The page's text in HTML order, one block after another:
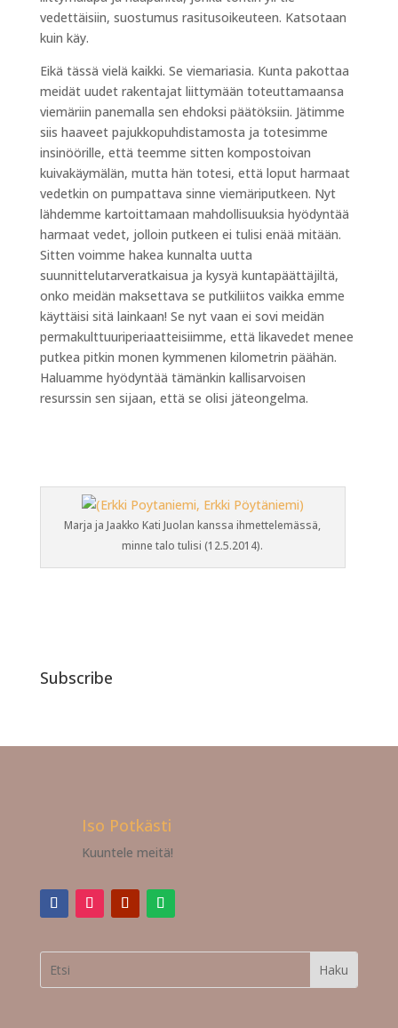
vedettäisiin, suostumus rasitusoikeuteen. Katsotaan
kuin käy.
Eikä tässä vielä kaikki. Se viemariasia. Kunta pakottaa
meidät uudet rakentajat liittymään toteuttamaansa
viemäriin panemalla sen ehdoksi päätöksiin. Jätimme
siis haaveet pajukkopuhdistamosta ja totesimme
insinöörille, että teemme sitten kompostoivan
kuivakäymälän, mutta hän totesi, että loput harmaat
vedetkin on pumpattava sinne viemäriputkeen. Nyt
lähdemme kartoittamaan mahdollisuuksia hyödyntää
harmaat vedet, jolloin putkeen ei tulisi enää mitään.
Sitten voimme hakea kunnalta uutta
suunnittelutarveratkaisua ja kysyä kuntapäättäjiltä,
onko meidän maksettava se putkiliitos vaikka emme
käyttäisi sitä lainkaan! Se nyt vaan ei sovi meidän
permakulttuuriperiaatteisiimme, että likavedet menee
putkea pitkin monen kymmenen kilometrin päähän.
Haluamme hyödyntää tämänkin kallisarvoisen
resurssin sen sijaan, että se olisi jäteongelma.
Marja ja Jaakko Kati Juolan kanssa ihmettelemässä,
minne talo tulisi (12.5.2014).
Subscribe
Iso Potkästi
Kuuntele meitä!